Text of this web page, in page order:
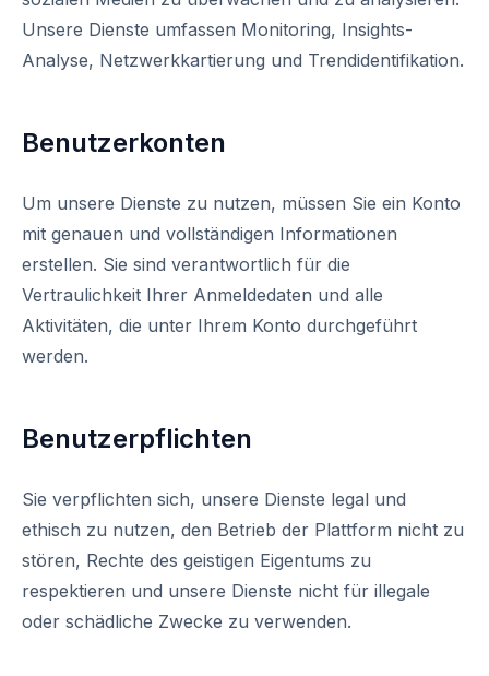
Unsere Dienste umfassen Monitoring, Insights-
Analyse, Netzwerkkartierung und Trendidentifikation.
Benutzerkonten
Um unsere Dienste zu nutzen, müssen Sie ein Konto
mit genauen und vollständigen Informationen
erstellen. Sie sind verantwortlich für die
Vertraulichkeit Ihrer Anmeldedaten und alle
Aktivitäten, die unter Ihrem Konto durchgeführt
werden.
Benutzerpflichten
Sie verpflichten sich, unsere Dienste legal und
ethisch zu nutzen, den Betrieb der Plattform nicht zu
stören, Rechte des geistigen Eigentums zu
respektieren und unsere Dienste nicht für illegale
oder schädliche Zwecke zu verwenden.